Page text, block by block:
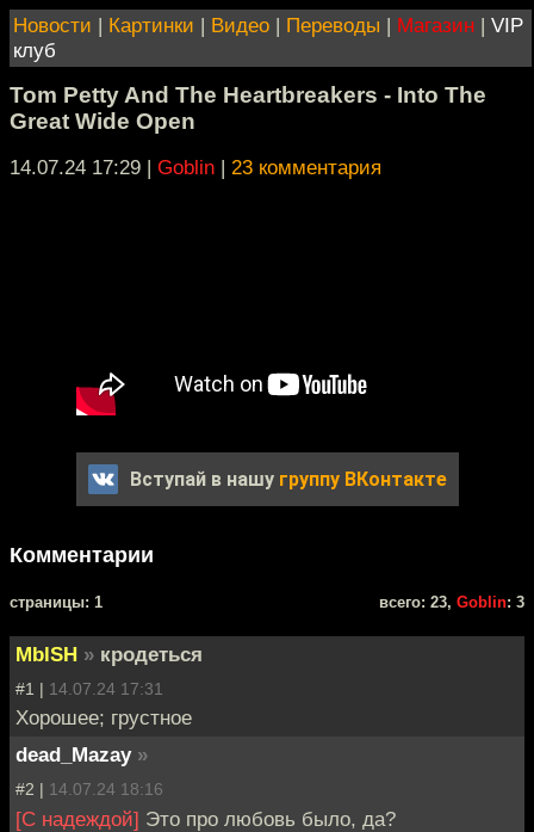
Новости | Картинки | Видео | Переводы | Магазин | VIP
клуб
Tom Petty And The Heartbreakers - Into The
Great Wide Open
14.07.24 17:29 | Goblin | 23 комментария
Вступай в нашу группу ВКонтакте
Комментарии
cтраницы: 1 всего: 23, Goblin: 3
MblSH » кродеться
#1 | 14.07.24 17:31
Хорошее; грустное
dead_Mazay »
#2 | 14.07.24 18:16
[С надеждой] Это про любовь было, да?